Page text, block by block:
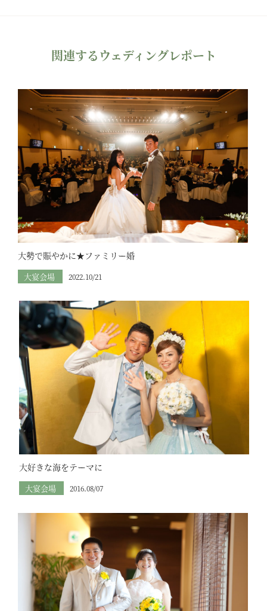
関連するウェディングレポート
大勢で賑やかに★ファミリー婚
大宴会場 2022.10/21
大好きな海をテーマに
大宴会場 2016.08/07